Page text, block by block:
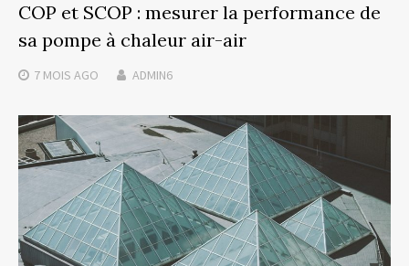
COP et SCOP : mesurer la performance de
sa pompe à chaleur air-air
7 MOIS AGO ADMIN6